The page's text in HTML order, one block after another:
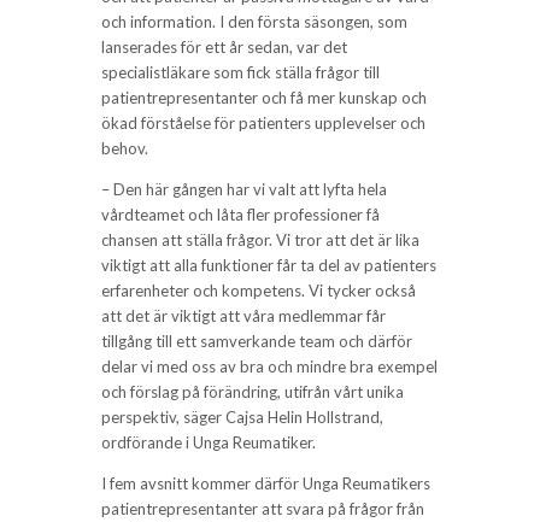
och information. I den första säsongen, som
lanserades för ett år sedan, var det
specialistläkare som fick ställa frågor till
patientrepresentanter och få mer kunskap och
ökad förståelse för patienters upplevelser och
behov.
– Den här gången har vi valt att lyfta hela
vårdteamet och låta fler professioner få
chansen att ställa frågor. Vi tror att det är lika
viktigt att alla funktioner får ta del av patienters
erfarenheter och kompetens. Vi tycker också
att det är viktigt att våra medlemmar får
tillgång till ett samverkande team och därför
delar vi med oss av bra och mindre bra exempel
och förslag på förändring, utifrån vårt unika
perspektiv, säger Cajsa Helin Hollstrand,
ordförande i Unga Reumatiker.
I fem avsnitt kommer därför Unga Reumatikers
patientrepresentanter att svara på frågor från